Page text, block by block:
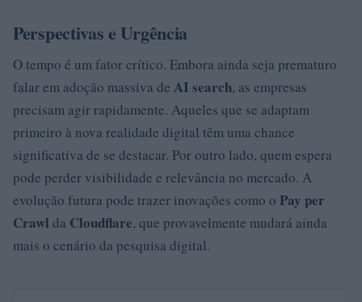
Perspectivas e Urgência
O tempo é um fator crítico. Embora ainda seja prematuro
falar em adoção massiva de AI search, as empresas
precisam agir rapidamente. Aqueles que se adaptam
primeiro à nova realidade digital têm uma chance
significativa de se destacar. Por outro lado, quem espera
pode perder visibilidade e relevância no mercado. A
evolução futura pode trazer inovações como o Pay per
Crawl da Cloudflare, que provavelmente mudará ainda
mais o cenário da pesquisa digital.